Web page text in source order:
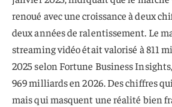
renoué avec une croissance à deux
deux années de ralentissement. Le
streaming vidéo était valorisé à 811
2025 selon Fortune Business
969 milliards en 2026. Des chiffres
mais qui masquent une réalité bien